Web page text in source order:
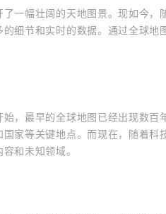
一幅壮阔的天地图景。现如今，
细节和实时的数据。通过全球地
，最早的全球地图已经出现数百
家等关键地点。而现在，随着科
和未知领域。